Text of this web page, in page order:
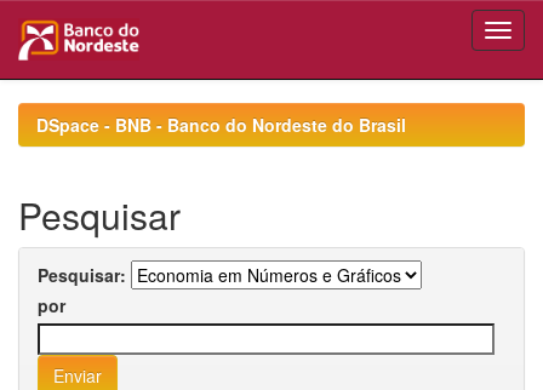
navigationDSpace - BNB - Banco do Nordeste do Brasil
Pesquisar
Pesquisar:
por